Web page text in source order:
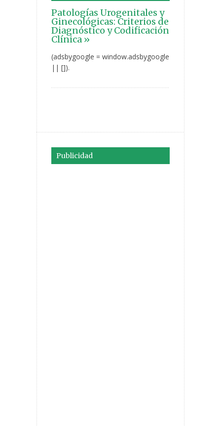
Patologías Urogenitales y
Ginecológicas: Criterios de
Diagnóstico y Codificación
Clínica »
(adsbygoogle = window.adsbygoogle
|| []).
Publicidad